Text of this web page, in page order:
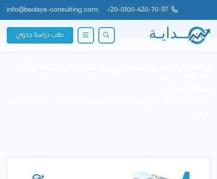
20-0100-420-70-97
+
info@bedaya-consulting.com
طلب دراسة جدوي